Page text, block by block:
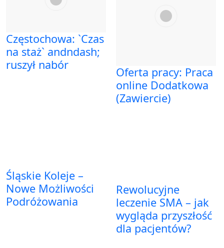
Częstochowa: `Czas
na staż` andndash;
ruszył nabór
Oferta pracy: Praca
online Dodatkowa
(Zawiercie)
Śląskie Koleje –
Nowe Możliwości
Podróżowania
Rewolucyjne
leczenie SMA – jak
wygląda przyszłość
dla pacjentów?